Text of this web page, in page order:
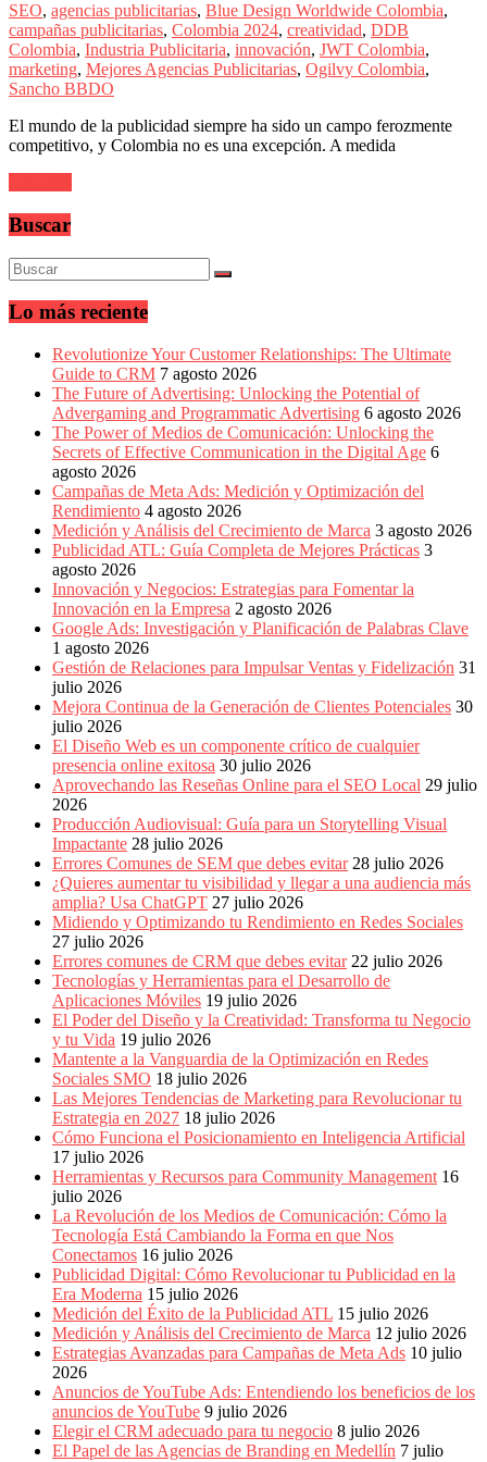
filiales
en
América
Latina
|
Una
mirada
estratégica
y
versátil
del
Marketing
en
LATAM
Bitácora
Mercadeo
Interactivo,
Medios,
Publicidad,
Marketing,
Campañas
Publicitarias,
Agencias,
Empresas,
Negocios,
Tendencias,
Trendings,
Dinero,
Economía,
Diseño
Web,
Móviles,
Estrategias
Digitales,
Estrategias
Publicitarias,
Alianzas,
Clientes,
Innovación,
Tecnología,
Noticias,
Artículos,
Gente,
Contenidos
Calidad,
Eventos
Marketing,
Mercadotecnia,
Eventos
Publicitarios,
Colecciónes,
Marcas,
Insigns,
Radio,
Creatividad,
SEO,
Press,
RRPP,
Spots,
Comerciales,
Periodismo,
Revistas,
Magazines
ATL,
BTL,
SEO, agencias publicitarias, Blue Design Worldwide Colombia,
campañas publicitarias, Colombia 2024, creatividad, DDB
Colombia, Industria Publicitaria, innovación, JWT Colombia,
marketing, Mejores Agencias Publicitarias, Ogilvy Colombia,
Sancho BBDO
El mundo de la publicidad siempre ha sido un campo ferozmente
competitivo, y Colombia no es una excepción. A medida
Buscar
Lo más reciente
Revolutionize Your Customer Relationships: The Ultimate
Guide to CRM 7 agosto 2026
The Future of Advertising: Unlocking the Potential of
Advergaming and Programmatic Advertising 6 agosto 2026
The Power of Medios de Comunicación: Unlocking the
Secrets of Effective Communication in the Digital Age 6
agosto 2026
Campañas de Meta Ads: Medición y Optimización del
Rendimiento 4 agosto 2026
Medición y Análisis del Crecimiento de Marca 3 agosto 2026
Publicidad ATL: Guía Completa de Mejores Prácticas 3
agosto 2026
Innovación y Negocios: Estrategias para Fomentar la
Innovación en la Empresa 2 agosto 2026
Google Ads: Investigación y Planificación de Palabras Clave
1 agosto 2026
Gestión de Relaciones para Impulsar Ventas y Fidelización 31
julio 2026
Mejora Continua de la Generación de Clientes Potenciales 30
julio 2026
El Diseño Web es un componente crítico de cualquier
presencia online exitosa 30 julio 2026
Aprovechando las Reseñas Online para el SEO Local 29 julio
2026
Producción Audiovisual: Guía para un Storytelling Visual
Impactante 28 julio 2026
Errores Comunes de SEM que debes evitar 28 julio 2026
¿Quieres aumentar tu visibilidad y llegar a una audiencia más
amplia? Usa ChatGPT 27 julio 2026
Midiendo y Optimizando tu Rendimiento en Redes Sociales
27 julio 2026
Errores comunes de CRM que debes evitar 22 julio 2026
Tecnologías y Herramientas para el Desarrollo de
Aplicaciones Móviles 19 julio 2026
El Poder del Diseño y la Creatividad: Transforma tu Negocio
y tu Vida 19 julio 2026
Mantente a la Vanguardia de la Optimización en Redes
Sociales SMO 18 julio 2026
Las Mejores Tendencias de Marketing para Revolucionar tu
Estrategia en 2027 18 julio 2026
Cómo Funciona el Posicionamiento en Inteligencia Artificial
17 julio 2026
Herramientas y Recursos para Community Management 16
julio 2026
La Revolución de los Medios de Comunicación: Cómo la
Tecnología Está Cambiando la Forma en que Nos
Conectamos 16 julio 2026
Publicidad Digital: Cómo Revolucionar tu Publicidad en la
Era Moderna 15 julio 2026
Medición del Éxito de la Publicidad ATL 15 julio 2026
Medición y Análisis del Crecimiento de Marca 12 julio 2026
Estrategias Avanzadas para Campañas de Meta Ads 10 julio
2026
Anuncios de YouTube Ads: Entendiendo los beneficios de los
anuncios de YouTube 9 julio 2026
Elegir el CRM adecuado para tu negocio 8 julio 2026
El Papel de las Agencias de Branding en Medellín 7 julio